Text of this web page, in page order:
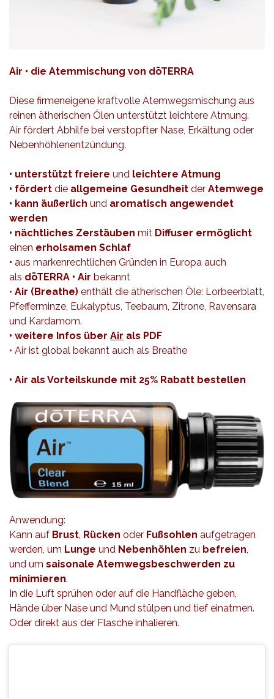
Air • die Atemmischung von dōTERRA
Diese firmeneigene kraftvolle Atemwegsmischung aus
reinen ätherischen Ölen unterstützt leichtere Atmung.
Air fördert Abhilfe bei verstopfter Nase, Erkältung oder
Nebenhöhlenentzündung.
• unterstützt freiere und leichtere Atmung
• fördert die allgemeine Gesundheit der Atemwege
• kann äußerlich und aromatisch angewendet
werden
• nächtliches Zerstäuben mit Diffuser ermöglicht
einen erholsamen Schlaf
• aus markenrechtlichen Gründen in Europa auch
als dōTERRA • Air bekannt
• Air (Breathe) enthält die ätherischen Öle: Lorbeerblatt,
Pfefferminze, Eukalyptus, Teebaum, Zitrone, Ravensara
und Kardamom.
• weitere Infos über Air als PDF
• Air ist global bekannt auch als Breathe
• Air als Vorteilskunde mit 25% Rabatt bestellen
Anwendung:
Kann auf Brust, Rücken oder Fußsohlen aufgetragen
werden, um Lunge und Nebenhöhlen zu befreien,
und um saisonale Atemwegsbeschwerden zu
minimieren.
In die Luft sprühen oder auf die Handfläche geben,
Hände über Nase und Mund stülpen und tief einatmen.
Oder direkt aus der Flasche inhalieren.